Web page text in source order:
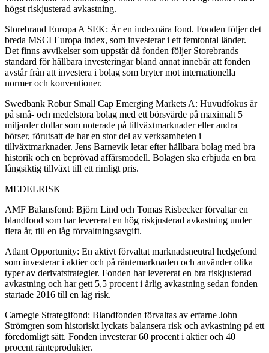
högst riskjusterad avkastning.
Storebrand Europa A SEK: Är en indexnära fond. Fonden följer det
breda MSCI Europa index, som investerar i ett femtontal länder.
Det finns avvikelser som uppstår då fonden följer Storebrands
standard för hållbara investeringar bland annat innebär att fonden
avstår från att investera i bolag som bryter mot internationella
normer och konventioner.
Swedbank Robur Small Cap Emerging Markets A: Huvudfokus är
på små- och medelstora bolag med ett börsvärde på maximalt 5
miljarder dollar som noterade på tillväxtmarknader eller andra
börser, förutsatt de har en stor del av verksamheten i
tillväxtmarknader. Jens Barnevik letar efter hållbara bolag med bra
historik och en beprövad affärsmodell. Bolagen ska erbjuda en bra
långsiktig tillväxt till ett rimligt pris.
MEDELRISK
AMF Balansfond: Björn Lind och Tomas Risbecker förvaltar en
blandfond som har levererat en hög riskjusterad avkastning under
flera år, till en låg förvaltningsavgift.
Atlant Opportunity: En aktivt förvaltat marknadsneutral hedgefond
som investerar i aktier och på räntemarknaden och använder olika
typer av derivatstrategier. Fonden har levererat en bra riskjusterad
avkastning och har gett 5,5 procent i årlig avkastning sedan fonden
startade 2016 till en låg risk.
Carnegie Strategifond: Blandfonden förvaltas av erfarne John
Strömgren som historiskt lyckats balansera risk och avkastning på ett
föredömligt sätt. Fonden investerar 60 procent i aktier och 40
procent ränteprodukter.